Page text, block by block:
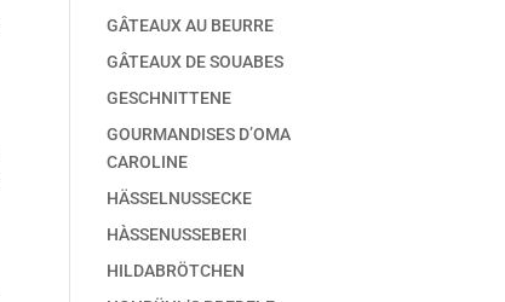
GÂTEAUX AU BEURRE
GÂTEAUX DE SOUABES
GESCHNITTENE
GOURMANDISES D’OMA
CAROLINE
HÄSSELNUSSECKE
HÀSSENUSSEBERI
HILDABRÖTCHEN